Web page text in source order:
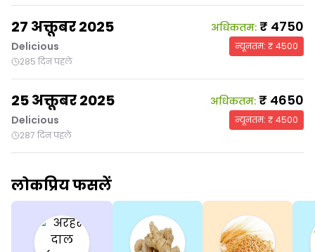
27 अक्तूबर 2025
Delicious
285 दिन पहले
अधिकतम: ₹ 4750
न्यूनतम: ₹4500
25 अक्तूबर 2025
Delicious
287 दिन पहले
अधिकतम: ₹ 4650
न्यूनतम: ₹4500
लोकप्रिय फसलें